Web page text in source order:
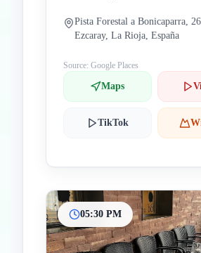
Pista Forestal a Bonicaparra,
Ezcaray, La Rioja, España
Source: Google Places
Maps
TikTok
05:30 PM